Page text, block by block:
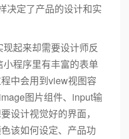
决定了产品的设计和实
起来却需要设计师反
程序里有丰富的表单
中会用到view视图容
图片组件、input输
设计视觉好的界面，
该如何设定、产品功